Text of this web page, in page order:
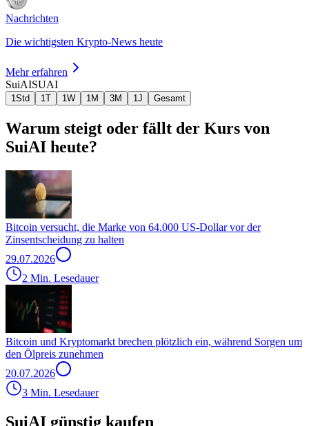
Nachrichten
Die wichtigsten Krypto-News heute
Mehr erfahren
SuiAISUAI
1Std 1T 1W 1M 3M 1J Gesamt
Warum steigt oder fällt der Kurs von
SuiAI heute?
Bitcoin versucht, die Marke von 64.000 US-Dollar vor der
Zinsentscheidung zu halten
29.07.2026
2 Min. Lesedauer
Bitcoin und Kryptomarkt brechen plötzlich ein, während Sorgen um
den Ölpreis zunehmen
20.07.2026
3 Min. Lesedauer
SuiAI günstig kaufen